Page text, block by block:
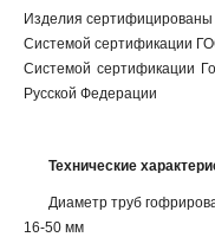
Изделия сертифицированы
Системой сертификации
Системой сертификации
Русской Федерации
Технические
Диаметр труб
16-50 мм